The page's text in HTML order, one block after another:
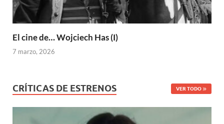
El cine de… Wojciech Has (I)
7 marzo, 2026
CRÍTICAS DE ESTRENOS VER TODO